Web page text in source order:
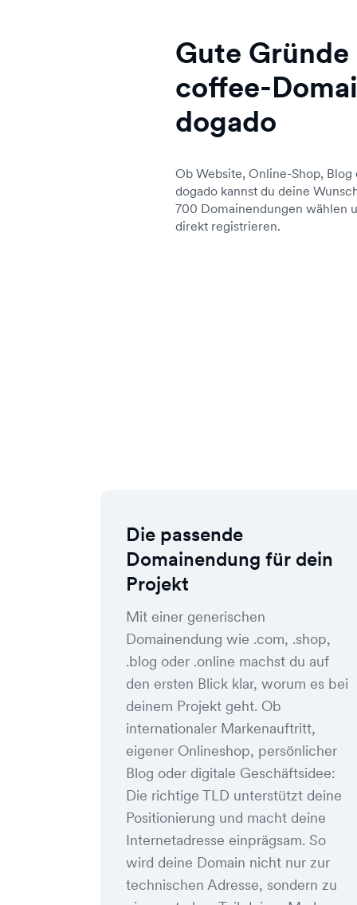
Gute
coffee-
dogado
Ob Website, Online-Shop,
dogado kannst du deine
700 Domainendungen wählen
direkt registrieren.
Die passende
Domainendung für dein
Projekt
Mit einer generischen
Domainendung wie .com, .shop,
.blog oder .online machst du auf
den ersten Blick klar, worum es bei
deinem Projekt geht. Ob
internationaler Markenauftritt,
eigener Onlineshop, persönlicher
Blog oder digitale Geschäftsidee:
Die richtige TLD unterstützt deine
Positionierung und macht deine
Internetadresse einprägsam. So
wird deine Domain nicht nur zur
technischen Adresse, sondern zu